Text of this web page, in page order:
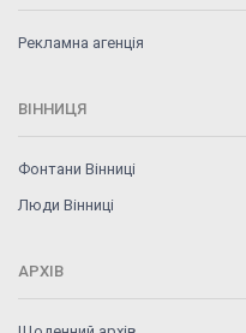
Рекламна агенція
ВІННИЦЯ
Фонтани Вінниці
Люди Вінниці
АРХІВ